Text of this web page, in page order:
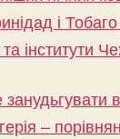
і
інститути
занудьгувати
–